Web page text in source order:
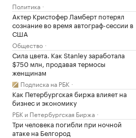
Политика
Актер Кристофер Ламберт потерял
сознание во время автограф-сессии в
США
Общество
Сила цвета. Как Stanley заработала
$750 млн, продавая термосы
женщинам
Подписка на РБК
Как Петербургская биржа влияет на
бизнес и экономику
РБК и Петербургская Биржа
Три человека погибли при ночной
атаке на Белгород